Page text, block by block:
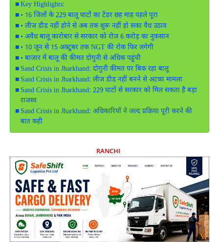
Key Highlights:
• 16 जिलों के 229 बालू घाटों का टेंडर छह माह पहले पूरा
• लीज डीड नहीं होने से अब तक शुरू नहीं हो सका वैध उठाव
• अवैध बालू कारोबार से सरकार को रोज 6 करोड़ का नुकसान
• 10 जून से 15 अक्टूबर तक NGT की रोक फिर लगेगी
• बाजार में बालू की कीमत दोगुनी से अधिक पहुंची
Sand Crisis in Jharkhand: दोगुनी कीमत पर बिक रहा बालू
Sand Crisis in Jharkhand: लीज डीड नहीं बनने से अटका मामला
Sand Crisis in Jharkhand: 229 घाटों से सरकार को मिल सकता है बड़ा
राजस्व
Sand Crisis in Jharkhand: अधिकारियों ने जल्द प्रक्रिया पूरी करने की
बात कही
RANCHI